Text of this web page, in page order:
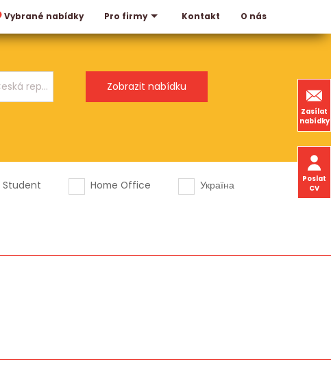
Vybrané nabídky Pro firmy Kontakt O nás
Zasílat
nabídky
Poslat
CV
Student Home Office
Україна